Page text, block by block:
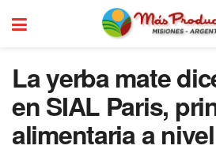
La yerba mate
en SIAL Paris,
alimentaria a